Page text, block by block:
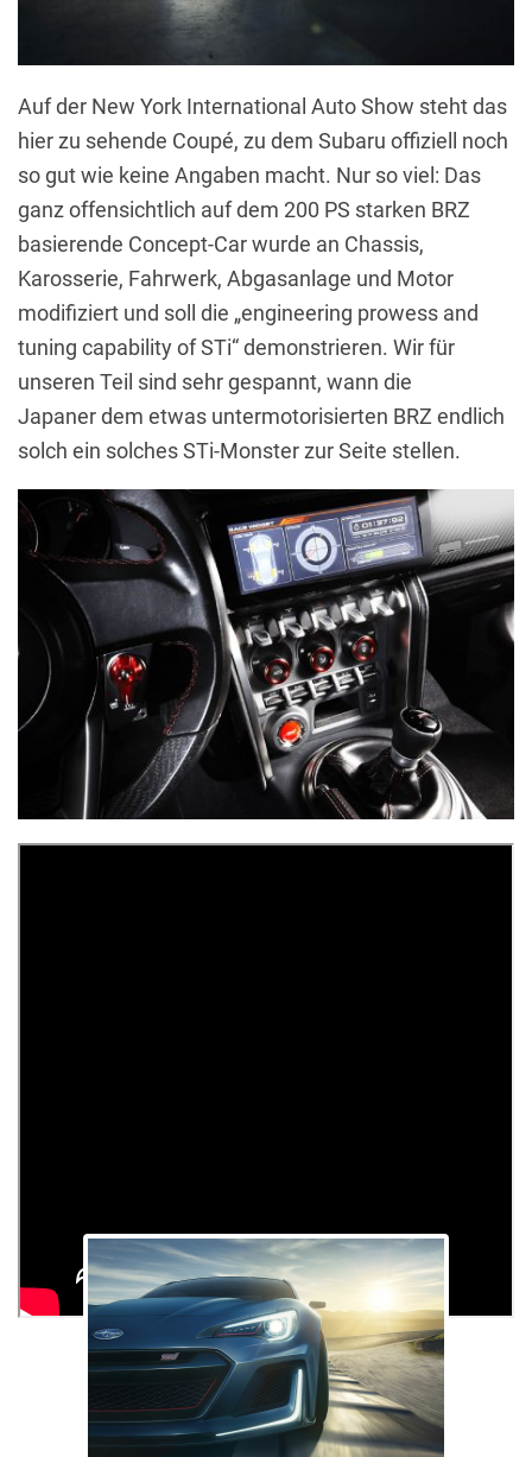
Auf der New York International Auto Show steht das
hier zu sehende Coupé, zu dem Subaru offiziell noch
so gut wie keine Angaben macht. Nur so viel: Das
ganz offensichtlich auf dem 200 PS starken BRZ
basierende Concept-Car wurde an Chassis,
Karosserie, Fahrwerk, Abgasanlage und Motor
modifiziert und soll die „engineering prowess and
tuning capability of STi“ demonstrieren. Wir für
unseren Teil sind sehr gespannt, wann die
Japaner dem etwas untermotorisierten BRZ endlich
solch ein solches STi-Monster zur Seite stellen.